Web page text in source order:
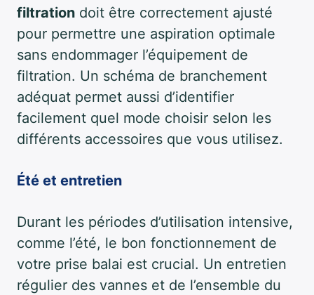
filtration doit être correctement ajusté
pour permettre une aspiration optimale
sans endommager l’équipement de
filtration. Un schéma de branchement
adéquat permet aussi d’identifier
facilement quel mode choisir selon les
différents accessoires que vous utilisez.
Été et entretien
Durant les périodes d’utilisation intensive,
comme l’été, le bon fonctionnement de
votre prise balai est crucial. Un entretien
régulier des vannes et de l’ensemble du